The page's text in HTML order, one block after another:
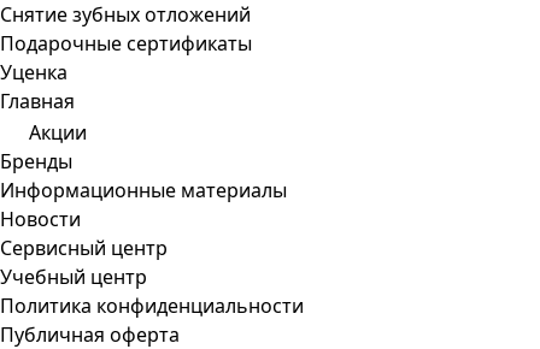
Снятие зубных отложений
Подарочные сертификаты
Уценка
Главная
Акции
Бренды
Информационные материалы
Новости
Сервисный центр
Учебный центр
Политика конфиденциальности
Публичная оферта